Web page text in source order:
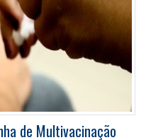
de Multivacinação